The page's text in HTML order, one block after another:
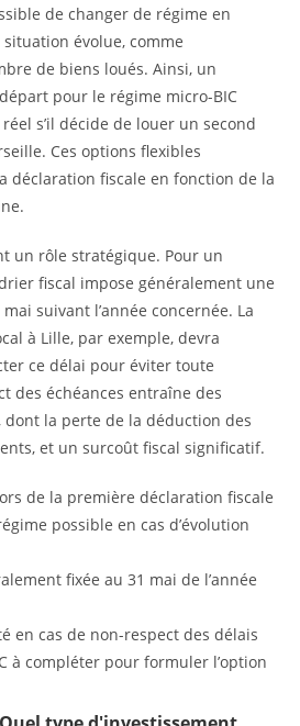
de changer de régime en
évolue, comme
de biens loués. Ainsi, un
pour le régime micro-BIC
s’il décide de louer un second
Ces options flexibles
déclaration fiscale en fonction de la
un rôle stratégique. Pour un
fiscal impose généralement une
suivant l’année concernée. La
à Lille, par exemple, devra
ce délai pour éviter toute
des échéances entraîne des
dont la perte de la déduction des
et un surcoût fiscal significatif.
de la première déclaration fiscale
possible en cas d’évolution
fixée au 31 mai de l’année
en cas de non-respect des délais
à compléter pour formuler l’option